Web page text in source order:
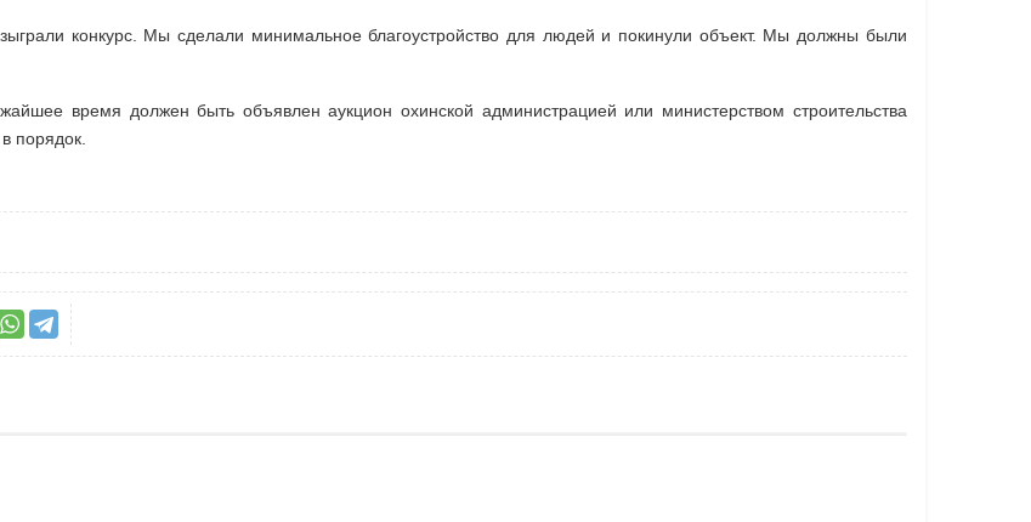
конкурс. Мы сделали минимальное благоустройство для людей и покинули объект. Мы должны были
время должен быть объявлен аукцион охинской администрацией или министерством строительства
порядок.